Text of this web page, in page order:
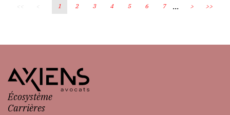
1 2 3 4 5 6 7 ... > >>
Écosystème
Carrières